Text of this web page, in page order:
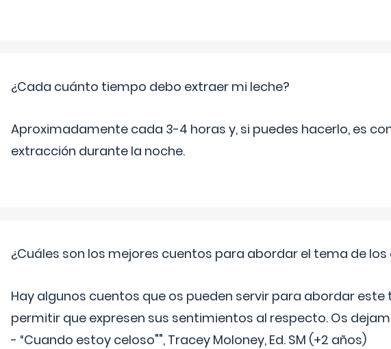
¿Cada cuánto tiempo debo extraer mi leche?
Aproximadamente cada 3-4 horas y, si puedes hacerlo, es
extracción durante la noche.
¿Cuáles son los mejores cuentos para abordar el tema de los
Hay algunos cuentos que os pueden servir para abordar este
permitir que expresen sus sentimientos al respecto. Os
- “Cuando estoy celoso"", Tracey Moloney, Ed. SM (+2 años)